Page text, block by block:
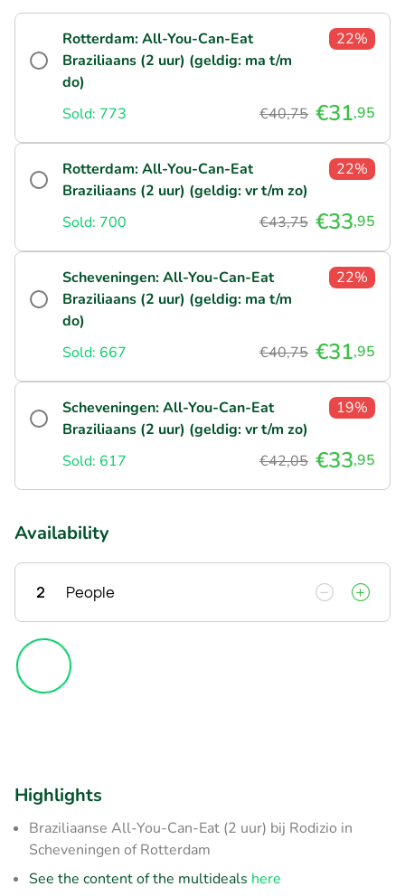
Rotterdam: All-You-Can-Eat
Braziliaans (2 uur) (geldig: ma t/m
do)
22%
Sold: 773 €40,75 €31,95
Rotterdam: All-You-Can-Eat
Braziliaans (2 uur) (geldig: vr t/m zo)
22%
Sold: 700 €43,75 €33,95
Scheveningen: All-You-Can-Eat
Braziliaans (2 uur) (geldig: ma t/m
do)
22%
Sold: 667 €40,75 €31,95
Scheveningen: All-You-Can-Eat
Braziliaans (2 uur) (geldig: vr t/m zo)
19%
Sold: 617 €42,05 €33,95
Availability
2 People
Highlights
Braziliaanse All-You-Can-Eat (2 uur) bij Rodizio in
Scheveningen of Rotterdam
See the content of the multideals here